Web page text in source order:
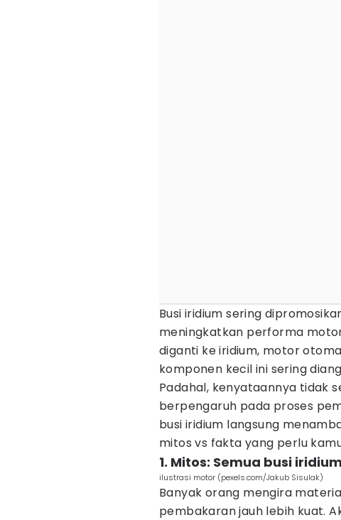
Busi iridium sering
meningkatkan performa
diganti ke iridium, motor
komponen kecil ini sering
Padahal, kenyataannya tidak
berpengaruh pada proses
busi iridium langsung
mitos vs fakta yang perlu
1. Mitos: Semua busi
ilustrasi motor (pexels.com/Jakub Sisulak)
Banyak orang mengira
pembakaran jauh lebih kuat.